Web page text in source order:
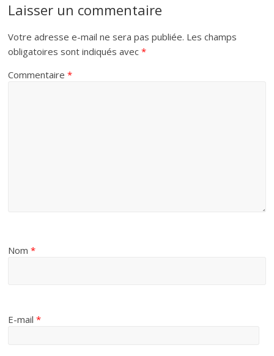
Laisser un commentaire
Votre adresse e-mail ne sera pas publiée. Les champs
obligatoires sont indiqués avec*
Commentaire*
Nom*
E-mail*